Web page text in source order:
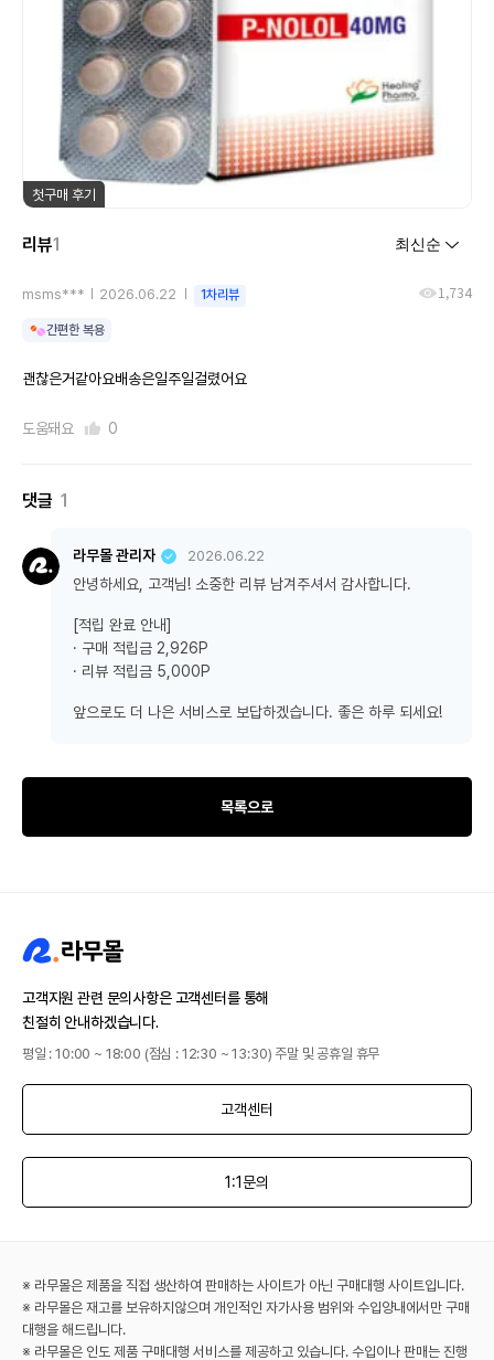
첫구매 후기
리뷰1
msms*** 2026.06.22 1차리뷰 1,734
간편한 복용
괜찮은거같아요배송은일주일걸렸어요
도움돼요 0
댓글 1
라무몰 관리자 2026.06.22
안녕하세요, 고객님! 소중한 리뷰 남겨주셔서 감사합니다.
[적립 완료 안내]
· 구매 적립금 2,926P
· 리뷰 적립금 5,000P
앞으로도 더 나은 서비스로 보답하겠습니다. 좋은 하루 되세요!
목록으로
고객지원 관련 문의사항은 고객센터를 통해
친절히 안내하겠습니다.
평일 : 10:00 ~ 18:00 (점심 : 12:30 ~ 13:30) 주말 및 공휴일 휴무
고객센터
1:1문의
※ 라무몰은 제품을 직접 생산하여 판매하는 사이트가 아닌 구매대행 사이트입니다.
※ 라무몰은 재고를 보유하지않으며 개인적인 자가사용 범위와 수입양내에서만 구매
대행을 해드립니다.
※ 라무몰은 인도 제품 구매대행 서비스를 제공하고 있습니다. 수입이나 판매는 진행